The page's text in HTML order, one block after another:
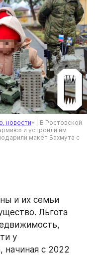
новости» | В Ростовской
и устроили им
макет Бахмута с
Льгота
у
начиная с 2022